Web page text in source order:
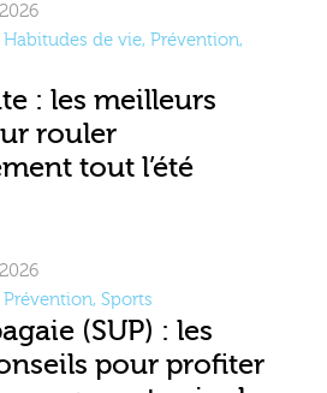
Habitudes de vie, Prévention,
: les meilleurs
rouler
tout l’été
Prévention, Sports
(SUP) : les
pour profiter